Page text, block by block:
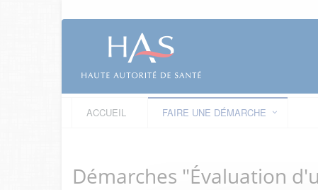
ACCUEIL FAIRE UNE DÉMARCHE
Démarches "Évaluation